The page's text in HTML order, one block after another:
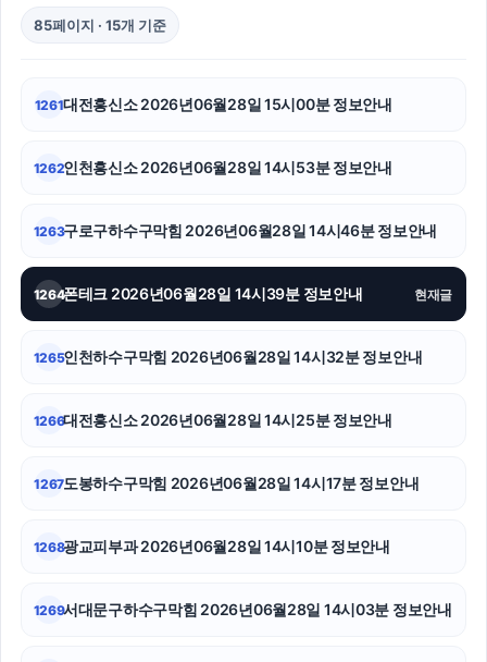
광교피부과
이혼소송
송파구하수구막힘
조정이혼
흥신소
양천구하수구막힘
핸드폰소액결제
구리하수구막힘
85페이지 · 15개 기준
1261대전흥신소 2026년06월28일 15시00분 정보안내
1262인천흥신소 2026년06월28일 14시53분 정보안내
1263구로구하수구막힘 2026년06월28일 14시46분 정보안내
1264폰테크 2026년06월28일 14시39분 정보안내 현재글
1265인천하수구막힘 2026년06월28일 14시32분 정보안내
1266대전흥신소 2026년06월28일 14시25분 정보안내
1267도봉하수구막힘 2026년06월28일 14시17분 정보안내
1268광교피부과 2026년06월28일 14시10분 정보안내
1269서대문구하수구막힘 2026년06월28일 14시03분 정보안내